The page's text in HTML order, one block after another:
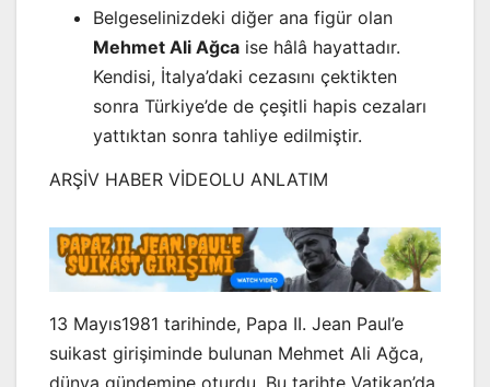
Belgeselinizdeki diğer ana figür olan
Mehmet Ali Ağca ise hâlâ hayattadır.
Kendisi, İtalya’daki cezasını çektikten
sonra Türkiye’de de çeşitli hapis cezaları
yattıktan sonra tahliye edilmiştir.
ARŞİV HABER VİDEOLU ANLATIM
13 Mayıs1981 tarihinde, Papa II. Jean Paul’e
suikast girişiminde bulunan Mehmet Ali Ağca,